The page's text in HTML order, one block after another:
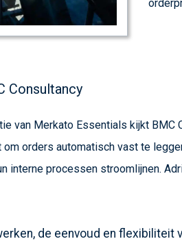
Consultancy
van Merkato Essentials kijkt BMC
orders automatisch vast te
interne processen stroomlijnen.
de eenvoud en